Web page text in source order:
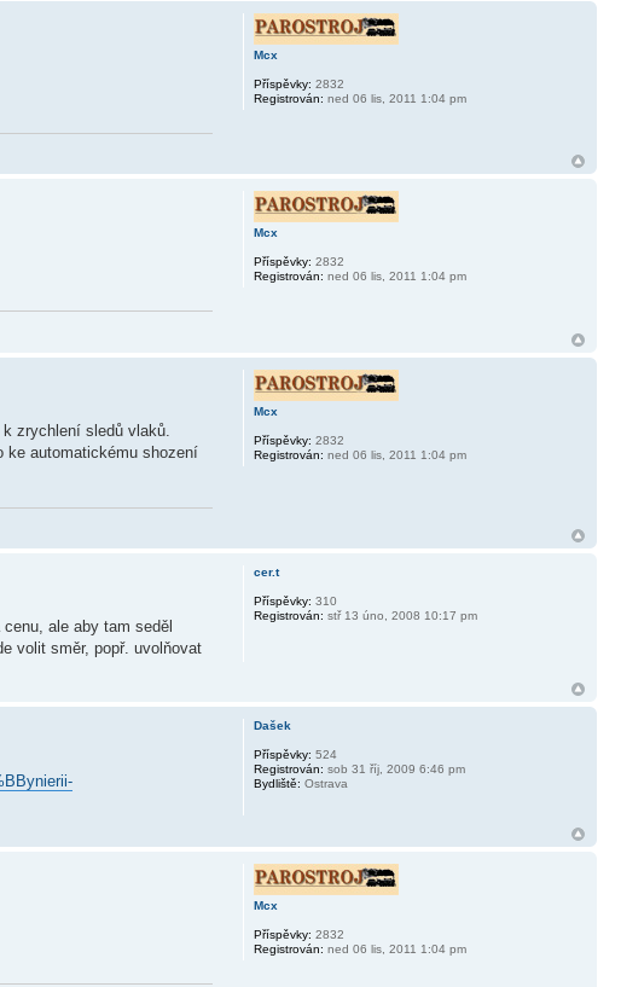
Mcx
Příspěvky: 2832
Registrován: ned 06 lis, 2011 1:04 pm
Mcx
Příspěvky: 2832
Registrován: ned 06 lis, 2011 1:04 pm
zrychlení sledů vlaků.
ke automatickému shození
Mcx
Příspěvky: 2832
Registrován: ned 06 lis, 2011 1:04 pm
ale aby tam seděl
volit směr, popř. uvolňovat
cer.t
Příspěvky: 310
Registrován: stř 13 úno, 2008 10:17 pm
Dašek
Příspěvky: 524
Registrován: sob 31 říj, 2009 6:46 pm
Bydliště: Ostrava
Mcx
Příspěvky: 2832
Registrován: ned 06 lis, 2011 1:04 pm